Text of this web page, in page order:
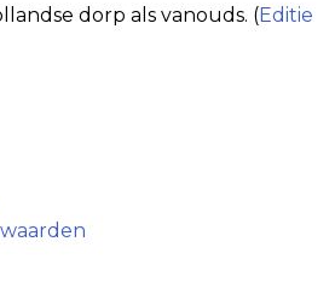
dorp als vanouds. (Editie